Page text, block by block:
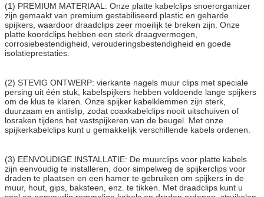
(1) PREMIUM MATERIAAL: Onze platte kabelclips snoerorganizer
zijn gemaakt van premium gestabiliseerd plastic en geharde
spijkers, waardoor draadclips zeer moeilijk te breken zijn. Onze
platte koordclips hebben een sterk draagvermogen,
corrosiebestendigheid, verouderingsbestendigheid en goede
isolatieprestaties.
(2) STEVIG ONTWERP: vierkante nagels muur clips met speciale
persing uit één stuk, kabelspijkers hebben voldoende lange spijkers
om de klus te klaren. Onze spijker kabelklemmen zijn sterk,
duurzaam en antislip, zodat coaxkabelclips nooit uitschuiven of
losraken tijdens het vastspijkeren van de beugel. Met onze
spijkerkabelclips kunt u gemakkelijk verschillende kabels ordenen.
(3) EENVOUDIGE INSTALLATIE: De muurclips voor platte kabels
zijn eenvoudig te installeren, door simpelweg de spijkerclips voor
draden te plaatsen en een hamer te gebruiken om spijkers in de
muur, hout, gips, baksteen, enz. te tikken. Met draadclips kunt u